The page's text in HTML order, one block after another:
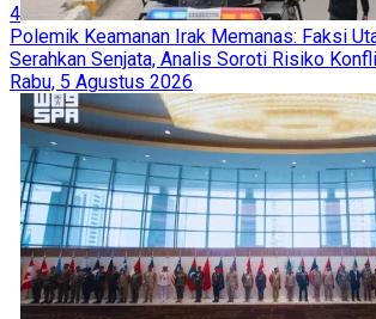
4
Polemik Keamanan Irak Memanas: Faksi
Serahkan Senjata, Analis Soroti Risiko
Rabu, 5 Agustus 2026